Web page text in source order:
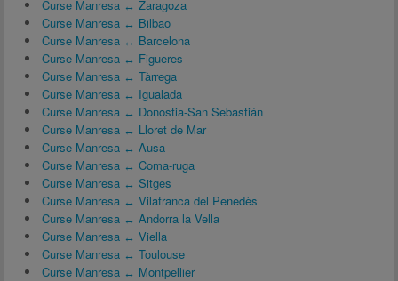
Curse Manresa ↔ Zaragoza
Curse Manresa ↔ Bilbao
Curse Manresa ↔ Barcelona
Curse Manresa ↔ Figueres
Curse Manresa ↔ Tàrrega
Curse Manresa ↔ Igualada
Curse Manresa ↔ Donostia-San Sebastián
Curse Manresa ↔ Lloret de Mar
Curse Manresa ↔ Ausa
Curse Manresa ↔ Coma-ruga
Curse Manresa ↔ Sitges
Curse Manresa ↔ Vilafranca del Penedès
Curse Manresa ↔ Andorra la Vella
Curse Manresa ↔ Viella
Curse Manresa ↔ Toulouse
Curse Manresa ↔ Montpellier